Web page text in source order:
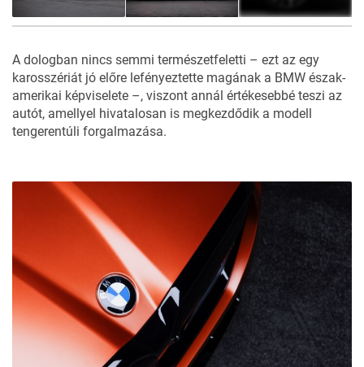
A dologban nincs semmi természetfeletti – ezt az egy
karosszériát jó előre lefényeztette magának a BMW észak-
amerikai képviselete –, viszont annál értékesebbé teszi az
autót, amellyel hivatalosan is megkezdődik a modell
tengerentúli forgalmazása.